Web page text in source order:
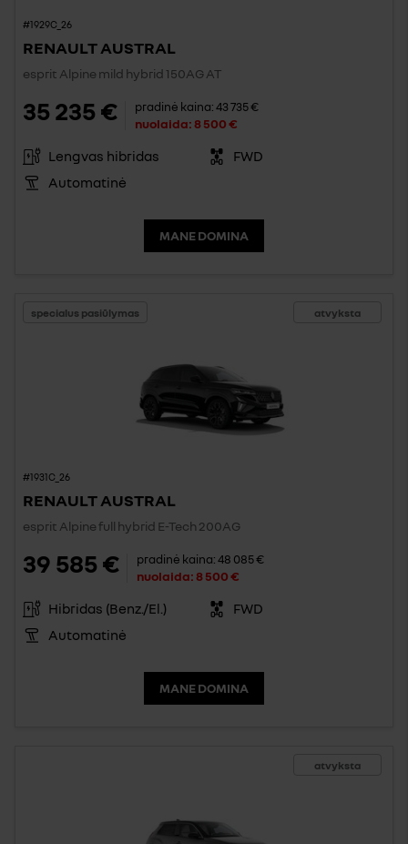
#1929C_26
RENAULT AUSTRAL
esprit Alpine mild hybrid 150AG AT
35 235 € pradinė kaina:43 735 €
nuolaida:8 500 €
Lengvas hibridas
FWD
Automatinė
MANE DOMINA
atvyksta
specialus pasiūlymas
#1931C_26
RENAULT AUSTRAL
esprit Alpine full hybrid E-Tech 200AG
39 585 € pradinė kaina:48 085 €
nuolaida:8 500 €
Hibridas (Benz./El.)
FWD
Automatinė
MANE DOMINA
atvyksta